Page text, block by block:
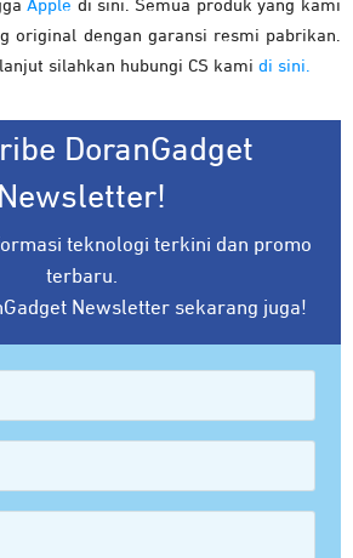
Apple di sini. Semua produk yang kami
original dengan garansi resmi pabrikan.
silahkan hubungi CS kami di sini.
DoranGadget
Newsletter!
teknologi terkini dan promo
terbaru.
Newsletter sekarang juga!